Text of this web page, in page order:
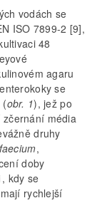
vodách se
ISO 7899-2 [9],
48
agaru
se
obr. 1), jež po
média
druhy
,
doby
kdy se
rychlejší